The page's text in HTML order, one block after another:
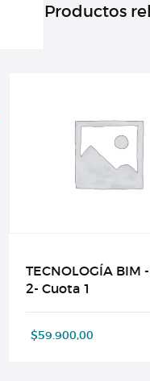
Productos
TECNOLOGÍA BIM
2- Cuota 1
$59.900,00